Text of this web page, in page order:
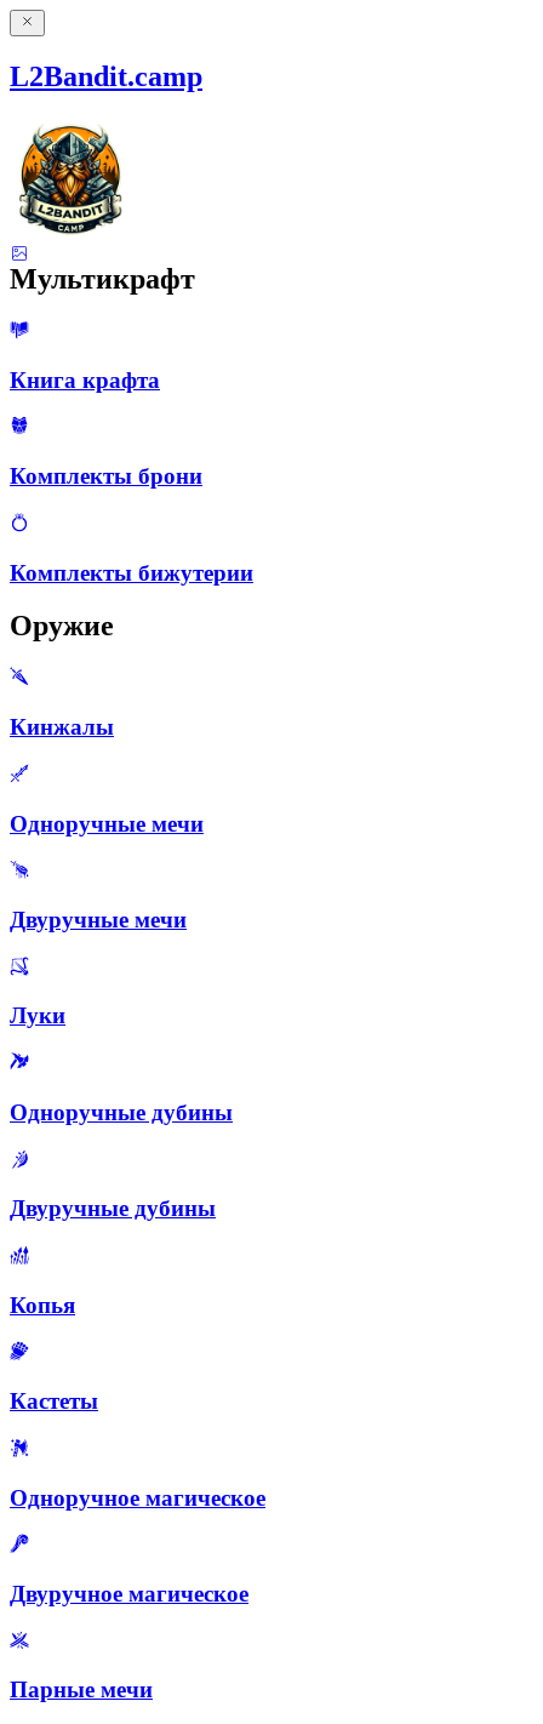
L2Bandit.camp
Мультикрафт
Книга крафта
Комплекты брони
Комплекты бижутерии
Оружие
Кинжалы
Одноручные мечи
Двуручные мечи
Луки
Одноручные дубины
Двуручные дубины
Копья
Кастеты
Одноручное магическое
Двуручное магическое
Парные мечи